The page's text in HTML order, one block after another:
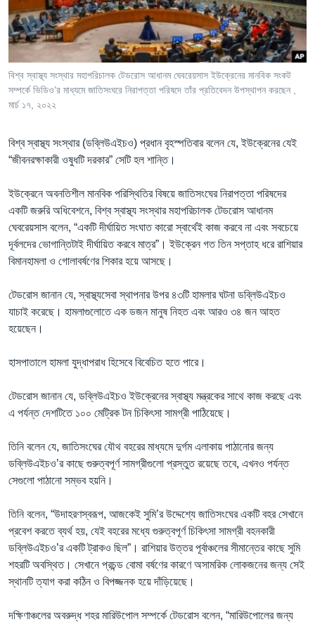
Learning English
FOLLOW US
বিশ্ব স্বাস্থ্য সংস্থার মহাপরিচালক টেডরোস আধানম ঘেবরেয়সাস ইউক্রেনের মানবিক সংকট
সম্পর্কে ভিডিও’র মাধ্যমে জাতিসংঘরে নিরাপত্তা পরিষদে তাঁর প্রতিবেদন উপস্থাপন করছেন ,
মার্চ ১৭, ২০২২
বিশ্ব স্বাস্থ্য সংস্থার (ডব্লিউএইচও) প্রধান বৃহস্পতিবার বলেন যে, ইউক্রেনের যেই
“জীবনরক্ষাকারী ওষুধটি দরকার” সেটি হল শান্তি।
ইউক্রেনে অবনতিশীল মানবিক পরিস্থিতির বিষয়ে জাতিসংঘের নিরাপত্তা পরিষদের
একটি জরুরি অধিবেশনে, বিশ্ব স্বাস্থ্য সংস্থার মহাপরিচালক টেডরোস আধানম
ঘেবরেয়সাস বলেন, “একটি দীর্ঘায়িত সংঘাত কারো স্বার্থেই কাজ করবে না এবং সবচেয়ে
দূর্বলদের ভোগান্তিটাই দীর্ঘায়িত করবে মাত্র”। ইউক্রেন গত তিন সপ্তাহ ধরে রাশিয়ার
বিমানহামলা ও গোলাবর্ষণের শিকার হয়ে আসছে।
টেডরোস জানান যে, স্বাস্থ্যসেবা স্থাপনার উপর ৪৩টি হামলার ঘটনা ডব্লিউএইচও
যাচাই করেছে। হামলাগুলোতে এক ডজন মানুষ নিহত এবং আরও ৩৪ জন আহত
হয়েছেন।
হাসপাতালে হামলা যুদ্ধাপরাধ হিসেবে বিবেচিত হতে পারে।
টেডরোস জানান যে, ডব্লিউএইচও ইউক্রেনের স্বাস্থ্য মন্ত্রকের সাথে কাজ করছে এবং
এ পর্যন্ত দেশটিতে ১০০ মেট্রিক টন চিকিৎসা সামগ্রী পাঠিয়েছে।
তিনি বলেন যে, জাতিসংঘের যৌথ বহরের মাধ্যমে দুর্গম এলাকায় পাঠানোর জন্য
ডব্লিউএইচও’র কাছে গুরুত্বপূর্ণ সামগ্রীগুলো প্রস্তুত রয়েছে তবে, এখনও পর্যন্ত
সেগুলো পাঠানো সম্ভব হয়নি।
তিনি বলেন, “উদাহরণস্বরূপ, আজকেই সুমি’র উদ্দেশ্যে জাতিসংঘের একটি বহর সেখানে
প্রবেশ করতে ব্যর্থ হয়, যেই বহরের মধ্যে গুরুত্বপূর্ণ চিকিৎসা সামগ্রী বহনকারী
ডব্লিউএইচও’র একটি ট্রাকও ছিল”। রাশিয়ার উত্তর পূর্বাঞ্চলের সীমান্তের কাছে সুমি
শহরটি অবস্থিত। সেখানে প্রচন্ড বোমা বর্ষণের কারণে অসামরিক লোকজনের জন্য সেই
স্থানটি ত্যাগ করা কঠিন ও বিপজ্জনক হয়ে দাঁড়িয়েছে।
দক্ষিণাঞ্চলের অবরুদ্ধ শহর মারিউপোল সম্পর্কে টেডরোস বলেন, “মারিউপোলের জন্য